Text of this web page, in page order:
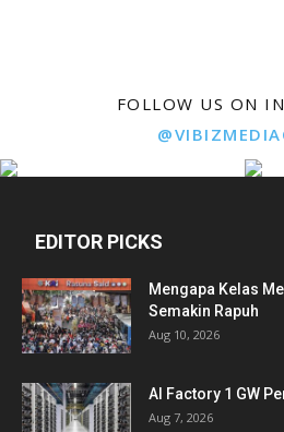
FOLLOW US ON
EDITOR PICKS
Mengapa Kelas
Semakin Rapuh
Aug 10, 2026
AI Factory 1 GW
Aug 7, 2026